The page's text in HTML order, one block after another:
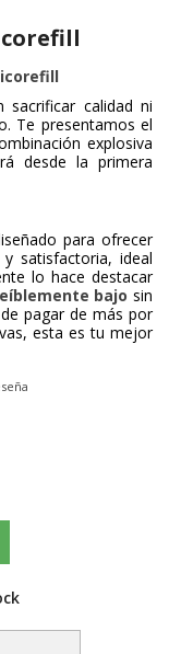
sacrificar calidad ni
Te presentamos el
explosiva
desde la primera
para ofrecer
satisfactoria, ideal
lo hace destacar
bajo sin
pagar de más por
esta es tu mejor